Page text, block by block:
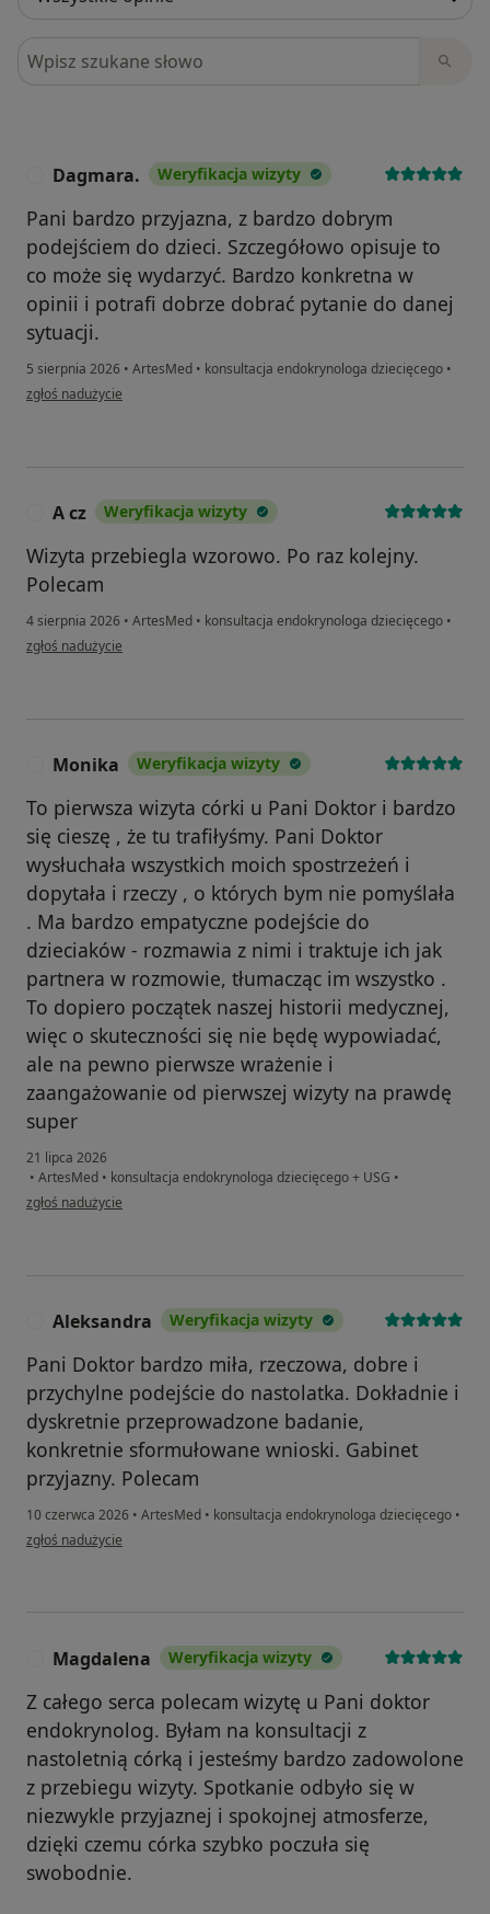
Szukaj w opiniach
Dagmara. Weryfikacja wizyty
Pani bardzo przyjazna, z bardzo dobrym
podejściem do dzieci. Szczegółowo opisuje to
co może się wydarzyć. Bardzo konkretna w
opinii i potrafi dobrze dobrać pytanie do danej
sytuacji.
5 sierpnia 2026 • ArtesMed • konsultacja endokrynologa dziecięcego •
w opinii użytkownika Dagmara.
zgłoś nadużycie
A cz Weryfikacja wizyty
Wizyta przebiegla wzorowo. Po raz kolejny.
Polecam
4 sierpnia 2026 • ArtesMed • konsultacja endokrynologa dziecięcego •
w opinii użytkownika A cz
zgłoś nadużycie
Monika Weryfikacja wizyty
To pierwsza wizyta córki u Pani Doktor i bardzo
się cieszę , że tu trafiłyśmy. Pani Doktor
wysłuchała wszystkich moich spostrzeżeń i
dopytała i rzeczy , o których bym nie pomyślała
. Ma bardzo empatyczne podejście do
dzieciaków - rozmawia z nimi i traktuje ich jak
partnera w rozmowie, tłumacząc im wszystko .
To dopiero początek naszej historii medycznej,
więc o skuteczności się nie będę wypowiadać,
ale na pewno pierwsze wrażenie i
zaangażowanie od pierwszej wizyty na prawdę
super
21 lipca 2026
• ArtesMed • konsultacja endokrynologa dziecięcego + USG •
w opinii użytkownika Monika
zgłoś nadużycie
Aleksandra Weryfikacja wizyty
Pani Doktor bardzo miła, rzeczowa, dobre i
przychylne podejście do nastolatka. Dokładnie i
dyskretnie przeprowadzone badanie,
konkretnie sformułowane wnioski. Gabinet
przyjazny. Polecam
10 czerwca 2026 • ArtesMed • konsultacja endokrynologa dziecięcego •
w opinii użytkownika Aleksandra
zgłoś nadużycie
Magdalena Weryfikacja wizyty
Z całego serca polecam wizytę u Pani doktor
endokrynolog. Byłam na konsultacji z
nastoletnią córką i jesteśmy bardzo zadowolone
z przebiegu wizyty. Spotkanie odbyło się w
niezwykle przyjaznej i spokojnej atmosferze,
dzięki czemu córka szybko poczuła się
swobodnie.